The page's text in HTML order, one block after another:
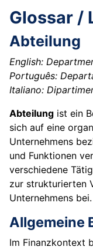
Glossar /
Abteilung
English:
Português:
Italiano:
Abteilung ist ein
sich auf eine
Unternehmens
und Funktionen
verschiedene
zur strukturierten
Unternehmens bei.
Allgemeine
Im Finanzkontext